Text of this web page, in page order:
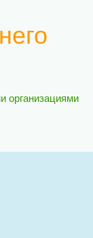
организациями